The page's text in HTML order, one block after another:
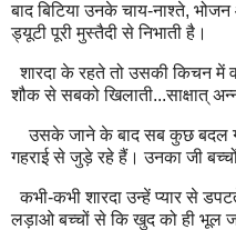
बाद बिटिया उनके चाय-नाश्ते,
ड्यूटी पूरी मुस्तैदी से निभाती है।
शारदा के रहते तो उसकी किचन में
शौक से सबको खिलाती...साक्षात्
उसके जाने के बाद सब कुछ बदल
गहराई से जुड़े रहे हैं। उनका जी
कभी-कभी शारदा उन्हें प्यार से
लड़ाओ बच्चों से कि खुद को ही भूल